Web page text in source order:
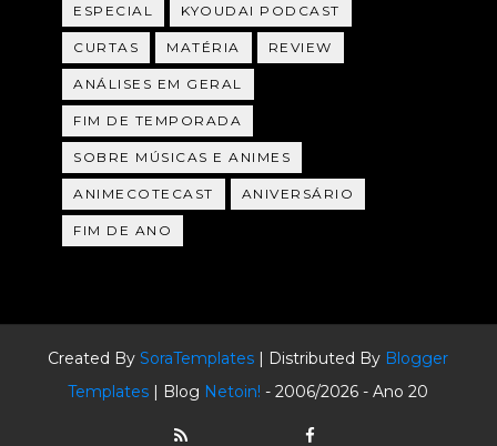
ESPECIAL KYOUDAI PODCAST
CURTAS MATÉRIA REVIEW
ANÁLISES EM GERAL
FIM DE TEMPORADA
SOBRE MÚSICAS E ANIMES
ANIMECOTECAST ANIVERSÁRIO
FIM DE ANO
Created BySoraTemplates | Distributed By Blogger
Templates | Blog Netoin! - 2006/2026 - Ano 20